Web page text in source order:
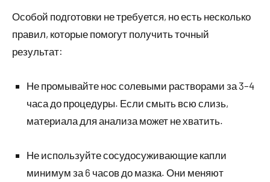
Особой подготовки не требуется, но есть несколько
правил, которые помогут получить точный
результат:
Не промывайте нос солевыми растворами за 3–4
часа до процедуры. Если смыть всю слизь,
материала для анализа может не хватить.
Не используйте сосудосуживающие капли
минимум за 6 часов до мазка. Они меняют